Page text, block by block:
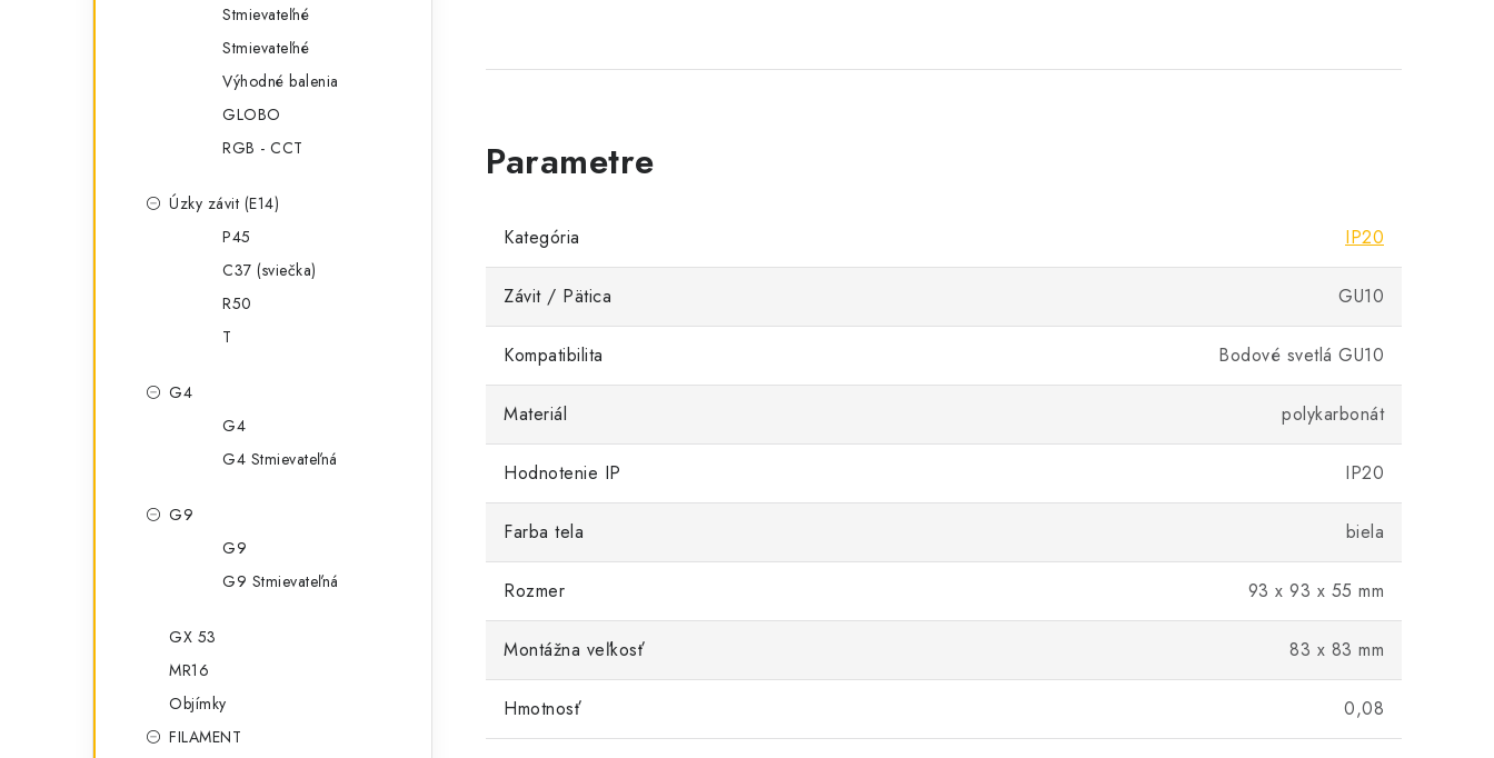
Stmievateľné
Stmievateľné
Výhodné balenia
GLOBO
RGB - CCT
Úzky závit (E14)
P45
C37 (sviečka)
R50
T
G4
G4
G4 Stmievateľná
G9
G9
G9 Stmievateľná
GX 53
MR16
Objímky
FILAMENT
Kategória IP20
Závit / Pätica GU10
Kompatibilita Bodové svetlá GU10
Materiál polykarbonát
Hodnotenie IP IP20
Farba tela biela
Rozmer 93 x 93 x 55 mm
Montážna veľkosť 83 x 83 mm
Hmotnosť 0,08